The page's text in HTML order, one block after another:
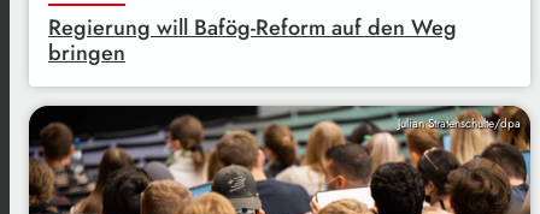
Regierung will Bafög-Reform auf den Weg
bringen
Julian Stratenschulte/dpa